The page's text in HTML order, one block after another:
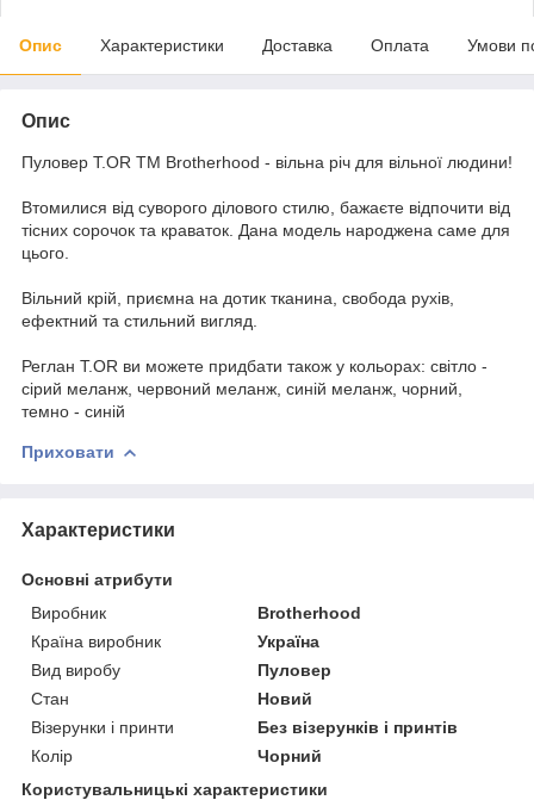
Опис Характеристики Доставка Оплата Умови
Опис
Пуловер T.OR ТМ Brotherhood - вільна річ для вільної людини!
Втомилися від суворого ділового стилю, бажаєте відпочити від
тісних сорочок та краваток. Дана модель народжена саме для
цього.
Вільний крій, приємна на дотик тканина, свобода рухів,
ефектний та стильний вигляд.
Реглан T.OR ви можете придбати також у кольорах: світло -
сірий меланж, червоний меланж, синій меланж, чорний,
темно - синій
Приховати
Характеристики
Основні атрибути
Виробник
Brotherhood
Країна виробник
Україна
Вид виробу
Пуловер
Стан
Новий
Візерунки і принти
Без візерунків і принтів
Колір
Чорний
Користувальницькі характеристики